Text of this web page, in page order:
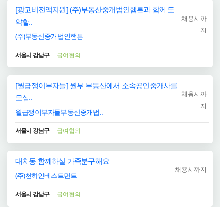
[광고비전액지원] (주)부동산중개법인햄튼과 함께 도
약할..
(주)부동산중개법인햄튼
채용시까
지
서울시 강남구 급여협의
[월급쟁이부자들] 월부 부동산에서 소속공인중개사를
모십..
월급쟁이부자들부동산중개법..
채용시까
지
서울시 강남구 급여협의
대치동 함께하실 가족분구해요
(주)천하인베스트먼트
채용시까지
서울시 강남구 급여협의